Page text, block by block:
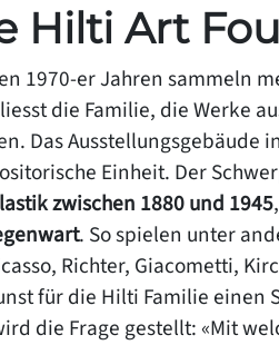
Hilti Art
1970-er Jahren sammeln
die Familie, die Werke
Das
Einheit. Der
zwischen 1880 und 1945
. So spielen unter
Richter, Giacometti,
für die Hilti Familie einen
die Frage gestellt: «Mit